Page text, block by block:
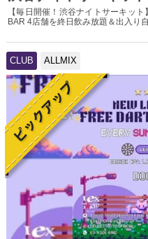
【毎日開催！渋谷ナイトサーキッ
BAR 4店舗を終日飲み放題＆出入り
CLUB ALLMIX